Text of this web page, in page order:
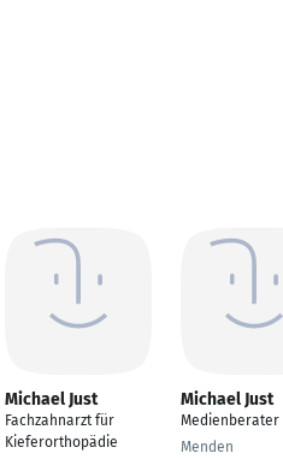
Michael Just
Fachzahnarzt für
Kieferorthopädie
Michael Just
Medienberater
Menden